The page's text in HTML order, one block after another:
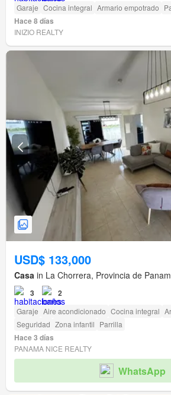
Garaje Cocina integral Armario empotrado
Hace 8 días
INIZIO REALTY
USD$ 133,000
Casa in La Chorrera, Provincia de
3 2
Garaje Aire acondicionado Cocina integral
Seguridad Zona infantil Parrilla
Hace 3 días
PANAMA NICE REALTY
WhatsApp